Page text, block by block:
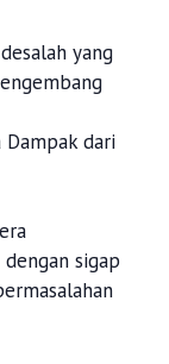
yang
dari
sigap